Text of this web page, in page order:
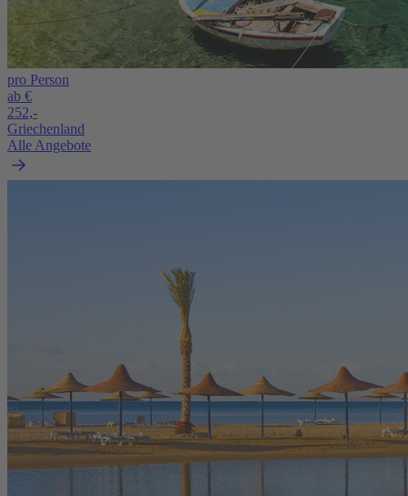
pro Person
ab €
252,-
Griechenland
Alle Angebote